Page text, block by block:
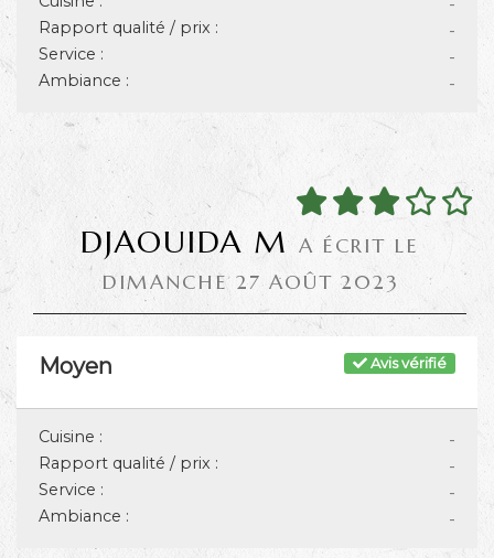
-
Rapport qualité / prix :
-
Service :
-
Ambiance :
DJAOUIDA M A ÉCRIT LE
DIMANCHE 27 AOÛT 2023
Avis vérifié
Moyen
-
Cuisine :
-
Rapport qualité / prix :
-
Service :
-
Ambiance :